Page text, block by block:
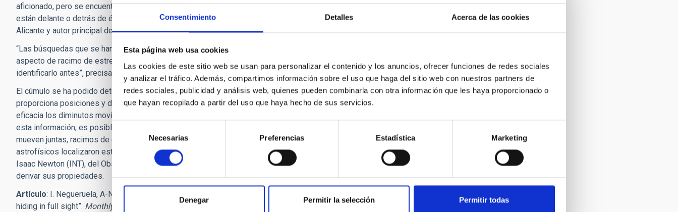
Consentimiento Detalles Acerca de las cookies
Esta página web usa cookies
Las cookies de este sitio web se usan para personalizar el contenido y los anuncios, ofrecer funciones de redes sociales
y analizar el tráfico. Además, compartimos información sobre el uso que haga del sitio web con nuestros partners de
redes sociales, publicidad y análisis web, quienes pueden combinarla con otra información que les haya proporcionado o
que hayan recopilado a partir del uso que haya hecho de sus servicios.
Selección
de
consentimiento
Necesarias Preferencias Estadística Marketing
Denegar Permitir la selección Permitir todas
aficionado, pero se encuentran perdidas en medio de una multitud de estrellas que no pertenecen al cúmulo, sino que
están delante o detrás de él, pero que camuflan la estructura del cúmulo”, explica el investigador de la Universidad de
Alicante y autor principal del estudio,Ignacio Negueruela.
“Las búsquedas que se han hecho en el pasado intentaban localizar cúmulos abiertos, pero Valparaíso 1 no tiene el
aspecto de racimo de estrellas que habitualmente presentan este tipo de estructuras. Por eso no ha sido posible
identificarlo antes”, precisa
Ricardo Dorda
, investigador del IAC y coautor del estudio.
El cúmulo se ha podido detectar gracias al satélite Gaia de la Agencia Espacial Europea (ESA), un telescopio espacial que
proporciona posiciones y distancias extremadamente precisas para estrellas lejanas y, con ellas, puede medir con
eficacia los diminutos movimientos que las estrellas describen a lo largo de los años sobre el cielo. Combinando toda
esta información, es posible encontrar los cúmulos como agrupaciones de estrellas que están a la misma distancia y se
mueven juntas, racimos de estrellas que se ven no en el cielo real, sino en el espacio matemático. Una vez que los
astrofísicos localizaron este grupo, usaron telescopios en el Observatorio de Las Campanas (en Chile) y el Telescopio
Isaac Newton (INT), del Observatorio del Roque de los Muchachos (Garafía, La Palma) para caracterizar sus estrellas y
derivar sus propiedades.
Artículo: I. Negueruela, A-N. Chené, H. M. Tabernero, R. Dorda, J. Borissova, A. Marco, R. Kurtev, “A massive open cluster
hiding in full sight”. Monthly Notices of the Royal Astronomical Society